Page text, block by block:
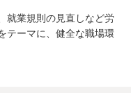
就業規則の見直しなど労
テーマに、健全な職場環